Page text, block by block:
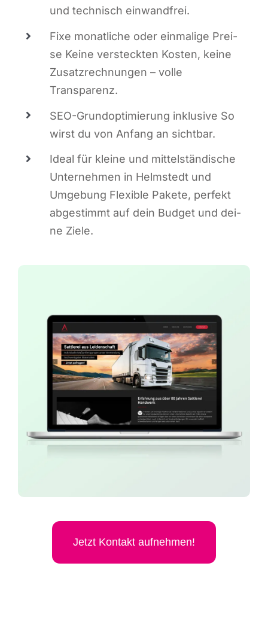
und tech­nisch einwandfrei.
Fixe monat­li­che oder ein­ma­li­ge Prei­
se Kei­ne ver­steck­ten Kos­ten, kei­ne
Zusatz­rech­nun­gen – vol­le
Transparenz.
SEO-Grund­op­ti­mie­rung inklu­si­ve So
wirst du von Anfang an sichtbar.
Ide­al für klei­ne und mit­tel­stän­di­sche
Unter­neh­men in Helm­stedt und
Umge­bung Fle­xi­ble Pake­te, per­fekt
abge­stimmt auf dein Bud­get und dei­
ne Ziele.
Jetzt Kon­takt aufnehmen!